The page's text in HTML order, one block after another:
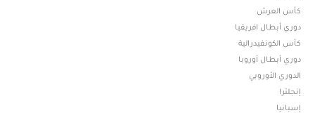
كأس العرش
دوري أبطال افريقيا
كأس الكونفيدرالية
دوري أبطال أوروبا
الدوري الأوروبي
إنجلترا
إسبانيا